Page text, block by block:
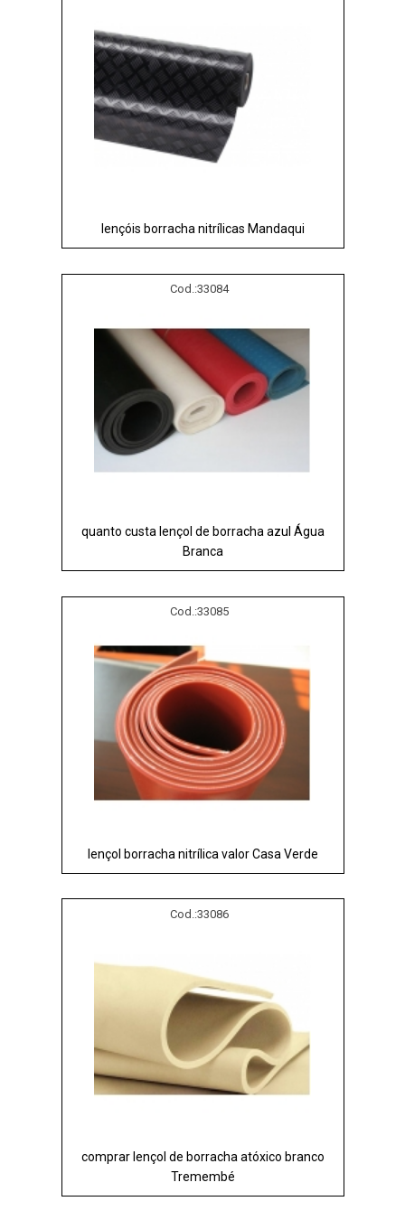
lençóis borracha nitrílicas Mandaqui
Cod.:33084
quanto custa lençol de borracha azul Água
Branca
Cod.:33085
lençol borracha nitrílica valor Casa Verde
Cod.:33086
comprar lençol de borracha atóxico branco
Tremembé